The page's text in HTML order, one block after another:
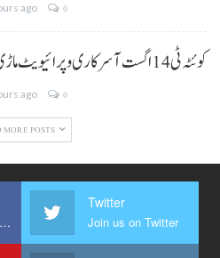
ago 0
کوئٹہ ٹی 14 اگست آ سرکاری و پرائیویٹ ماڑی تے بیرفنگ نا بابت دیوان
ago 0
MORE POSTS
Join us on Facebook
Twitter
Join us on Twitter